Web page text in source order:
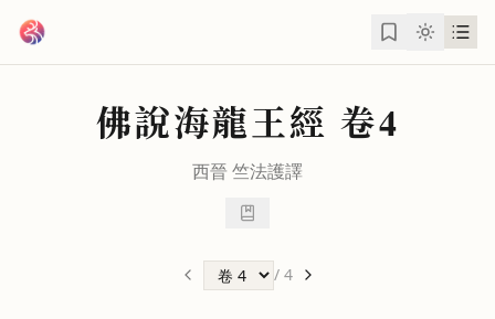
佛說海龍王經 卷4
西晉 竺法護譯
/ 4